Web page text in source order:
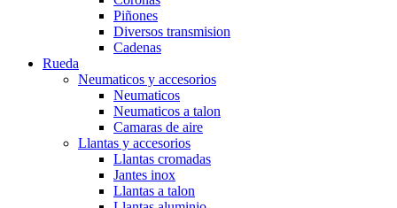
Piñones
Diversos transmision
Cadenas
Rueda
Neumaticos y accesorios
Neumaticos
Neumaticos a talon
Camaras de aire
Llantas y accesorios
Llantas cromadas
Jantes inox
Llantas a talon